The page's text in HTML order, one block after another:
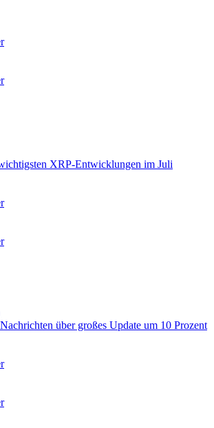
XRP-Entwicklungen im Juli
über großes Update um 10 Prozent